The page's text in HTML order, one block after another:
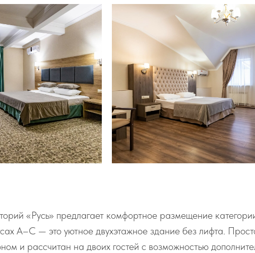
«Русь» предлагает комфортное размещение
А–С — это уютное двухэтажное здание без лифта.
и рассчитан на двоих гостей с возможностью